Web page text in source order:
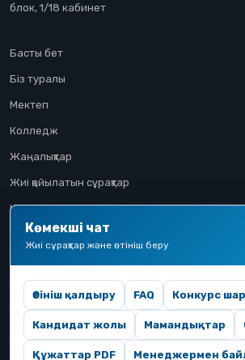
блок, 1/18 кабинет
Басты бет
Біз туралы
Мектеп
Колледж
Жаңалықтар
Жиі қойылатын сұрақтар
Конкурстық іріктеу
Үміткер жолы
Көмекші чат
Жиі сұрақтар және өтініш беру
Өтініш қалдыру FAQ Конкурс
Кандидат жолы Мамандықтар
Құжаттар PDF Менеджермен